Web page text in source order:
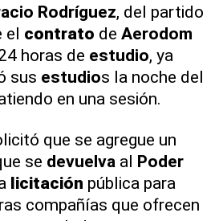
Rodríguez, del partido
el contrato de Aerodom
horas de estudio, ya
sus estudios la noche del
en una sesión.
que se agregue un
se devuelva al Poder
licitación pública para
compañías que ofrecen